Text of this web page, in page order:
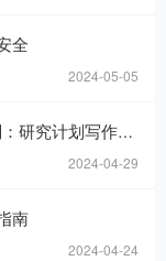
全
2024-05-05
划写作的七个要素
2024-04-29
南
2024-04-24